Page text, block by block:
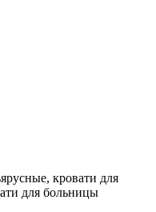
кровати для
для больницы